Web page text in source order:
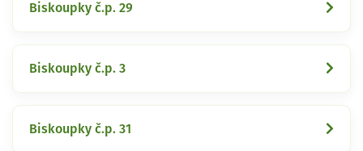
Biskoupky č.p. 29
Biskoupky č.p. 3
Biskoupky č.p. 31